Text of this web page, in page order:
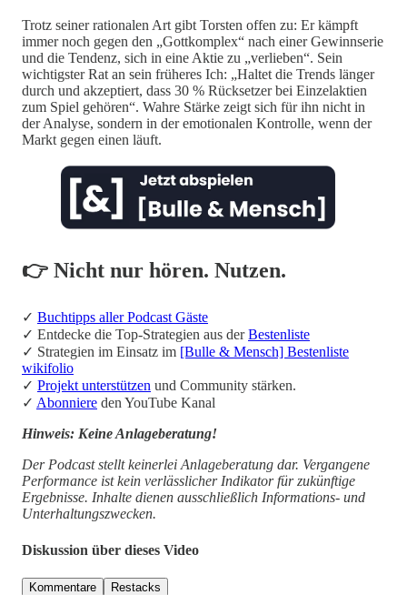
Trotz seiner rationalen Art gibt Torsten offen zu: Er kämpft
immer noch gegen den „Gottkomplex“ nach einer Gewinnserie
und die Tendenz, sich in eine Aktie zu „verlieben“. Sein
wichtigster Rat an sein früheres Ich: „Haltet die Trends länger
durch und akzeptiert, dass 30 % Rücksetzer bei Einzelaktien
zum Spiel gehören“. Wahre Stärke zeigt sich für ihn nicht in
der Analyse, sondern in der emotionalen Kontrolle, wenn der
Markt gegen einen läuft.
👉 Nicht nur hören. Nutzen.
✓ Buchtipps aller Podcast Gäste
✓ Entdecke die Top-Strategien aus derBestenliste
✓ Strategien im Einsatz im [Bulle & Mensch] Bestenliste
wikifolio
✓ Projekt unterstützen und Community stärken.
✓ Abonniere den YouTube Kanal
Hinweis: Keine Anlageberatung!
Der Podcast stellt keinerlei Anlageberatung dar. Vergangene
Performance ist kein verlässlicher Indikator für zukünftige
Ergebnisse. Inhalte dienen ausschließlich Informations- und
Unterhaltungszwecken.
Diskussion über dieses Video
Kommentare Restacks